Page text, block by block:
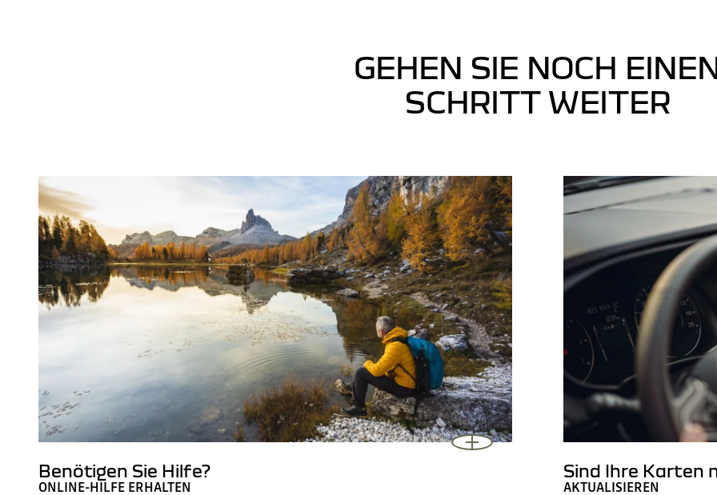
GEHEN SIE NOCH
SCHRITT WEITER
Benötigen Sie Hilfe?
ONLINE-HILFE ERHALTEN
Sind Ihre Karten
AKTUALISIEREN